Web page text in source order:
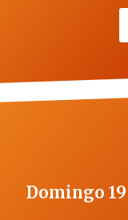
Domingo